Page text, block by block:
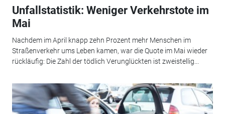
Unfallstatistik: Weniger Verkehrstote im
Mai
Nachdem im April knapp zehn Prozent mehr Menschen im
Straßenverkehr ums Leben kamen, war die Quote im Mai wieder
rückläufig: Die Zahl der tödlich Verunglückten ist zweistellig...